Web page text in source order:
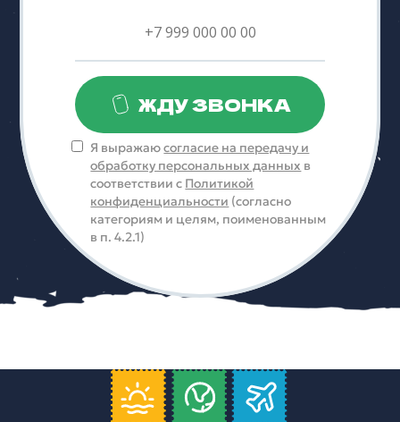
ЖДУ ЗВОНКА
Я выражаюсогласие на передачу и
обработку персональных данных в
соответствии с Политикой
конфиденциальности (согласно
категориям и целям, поименованным
в п. 4.2.1)